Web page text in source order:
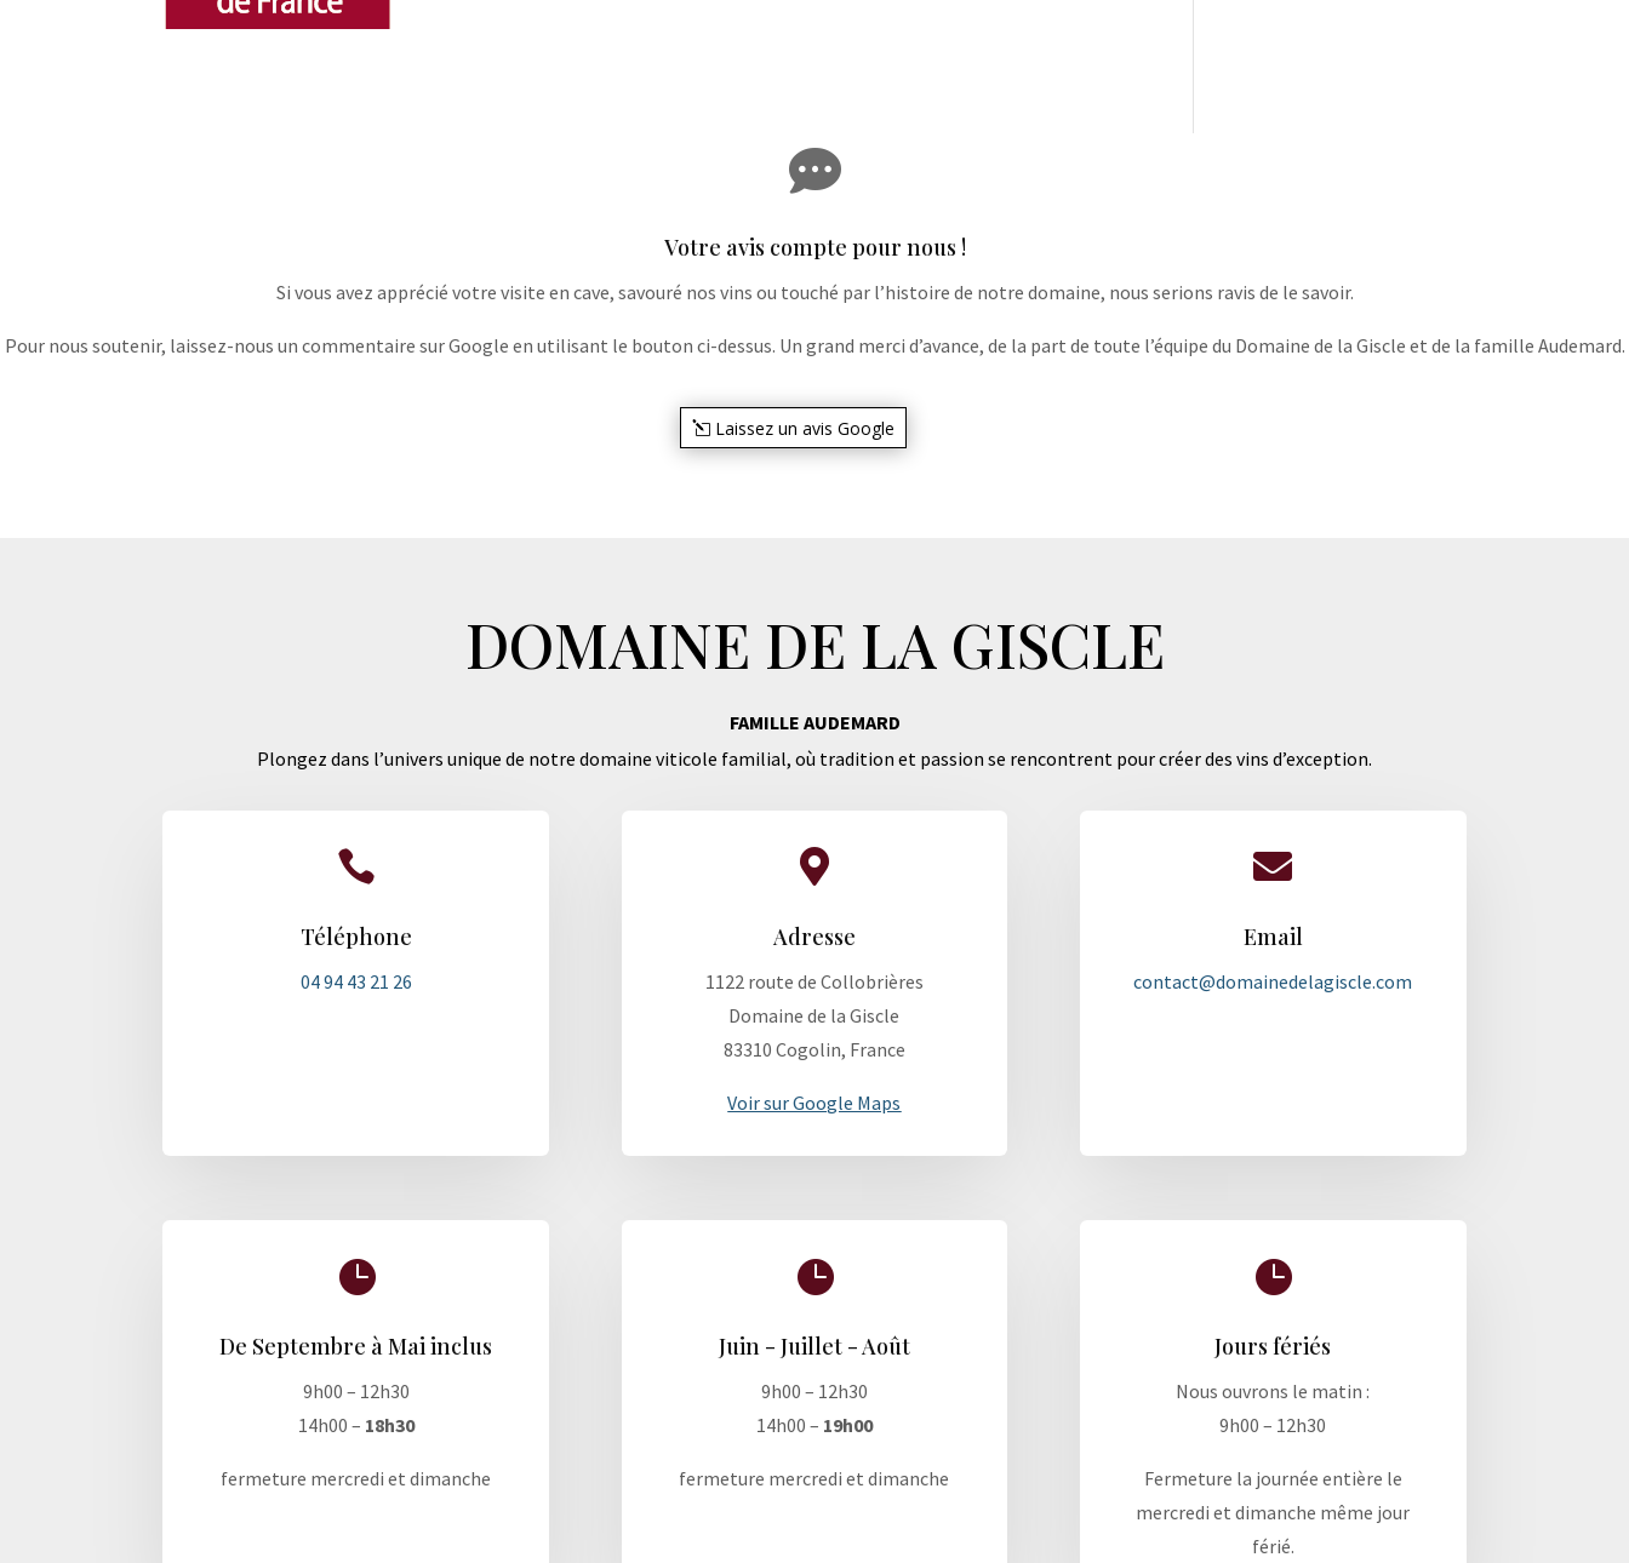

Votre avis compte pour nous !
Si vous avez apprécié votre visite en cave, savouré nos vins ou touché par l’histoire de notre domaine, nous serions ravis de le savoir.
Pour nous soutenir, laissez-nous un commentaire sur Google en utilisant le bouton ci-dessus. Un grand merci d’avance, de la part de toute l’équipe du Domaine de la Giscle et de la famille Audemard.
Laissez un avis Google
DOMAINE DE LA GISCLE
FAMILLE AUDEMARD
Plongez dans l’univers unique de notre domaine viticole familial, où tradition et passion se rencontrent pour créer des vins d’exception.

Téléphone
04 94 43 21 26

Adresse
1122 route de Collobrières
Domaine de la Giscle
83310 Cogolin, France
Voir sur Google Maps

Email
contact@domainedelagiscle.com

De Septembre à Mai inclus
9h00 – 12h30
14h00 – 18h30
fermeture mercredi et dimanche

Juin - Juillet - Août
9h00 – 12h30
14h00 – 19h00
fermeture mercredi et dimanche

Jours fériés
Nous ouvrons le matin :
9h00 – 12h30
Fermeture la journée entière le
mercredi et dimanche même jour
férié.